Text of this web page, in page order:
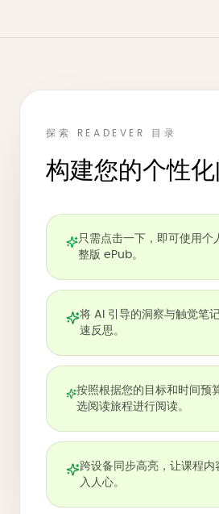
探索 READEVER 目录
构建您的个性
只需点击一下，即可使用个
整版 ePub。
将 AI 引导的洞察与触觉笔
速反思。
按照根据您的目标和时间预
选阅读旅程进行阅读。
跨设备同步高亮，让课程内
入人心。